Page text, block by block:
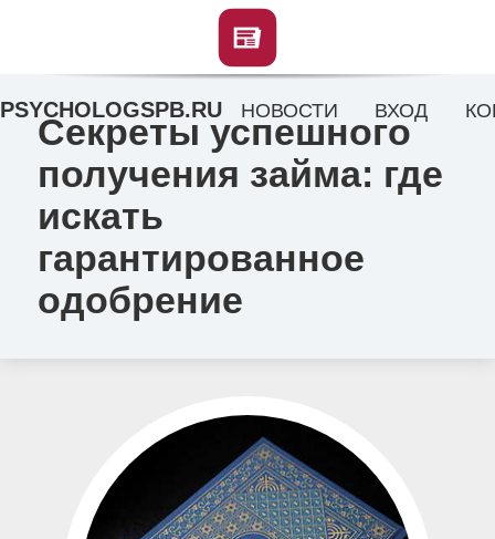
Секреты успешного
получения займа: где
искать
гарантированное
одобрение
PSYCHOLOGSPB.RU НОВОСТИ ВХОД